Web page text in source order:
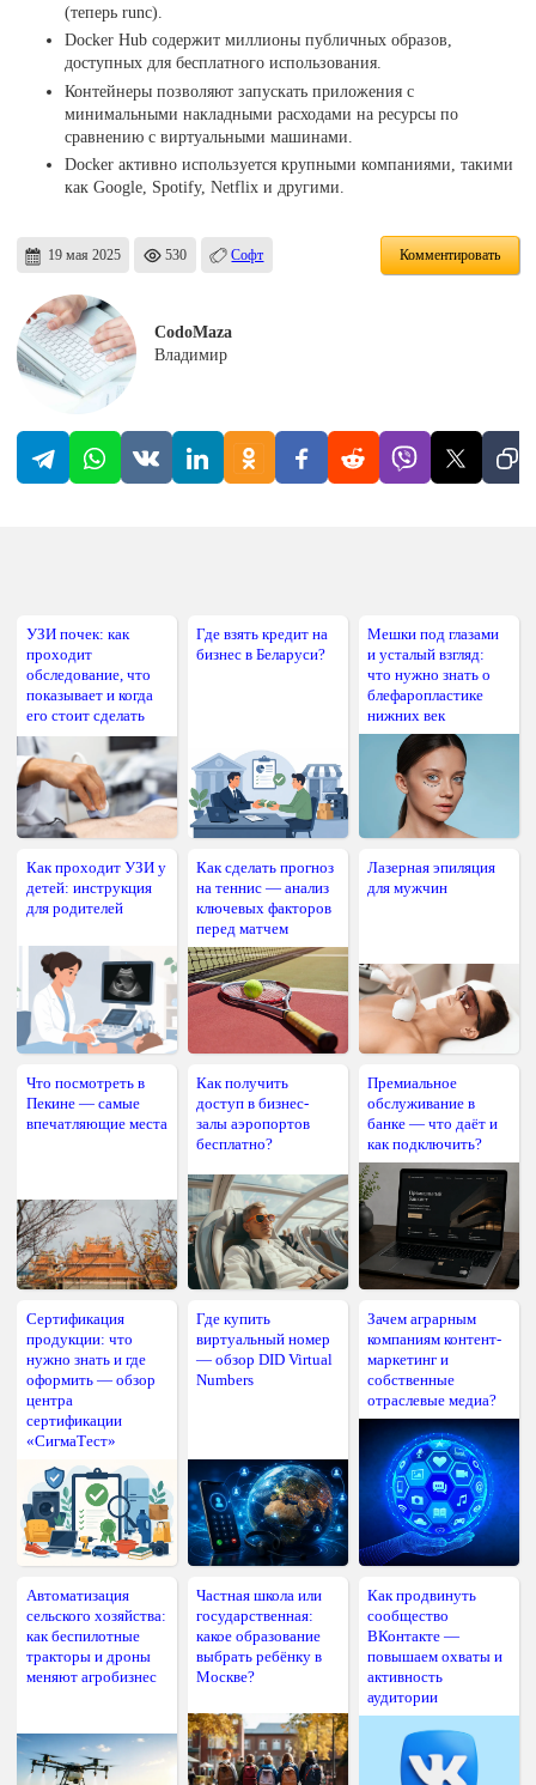
(теперь runc).
Docker Hub содержит миллионы публичных образов,
доступных для бесплатного использования.
Контейнеры позволяют запускать приложения с
минимальными накладными расходами на ресурсы по
сравнению с виртуальными машинами.
Docker активно используется крупными компаниями, такими
как Google, Spotify, Netflix и другими.
19 мая 2025 530 Софт Комментировать
CodoMaza
Владимир
УЗИ почек: как
проходит
обследование, что
показывает и когда
его стоит сделать
Где взять кредит на
бизнес в Беларуси?
Мешки под глазами
и усталый взгляд:
что нужно знать о
блефаропластике
нижних век
Как проходит УЗИ у
детей: инструкция
для родителей
Как сделать прогноз
на теннис — анализ
ключевых факторов
перед матчем
Лазерная эпиляция
для мужчин
Что посмотреть в
Пекине — самые
впечатляющие места
Как получить
доступ в бизнес-
залы аэропортов
бесплатно?
Премиальное
обслуживание в
банке — что даёт и
как подключить?
Сертификация
продукции: что
нужно знать и где
оформить — обзор
центра
сертификации
«СигмаТест»
Где купить
виртуальный номер
— обзор DID Virtual
Numbers
Зачем аграрным
компаниям контент-
маркетинг и
собственные
отраслевые медиа?
Автоматизация
сельского хозяйства:
как беспилотные
тракторы и дроны
меняют агробизнес
Частная школа или
государственная:
какое образование
выбрать ребёнку в
Москве?
Как продвинуть
сообщество
ВКонтакте —
повышаем охваты и
активность
аудитории